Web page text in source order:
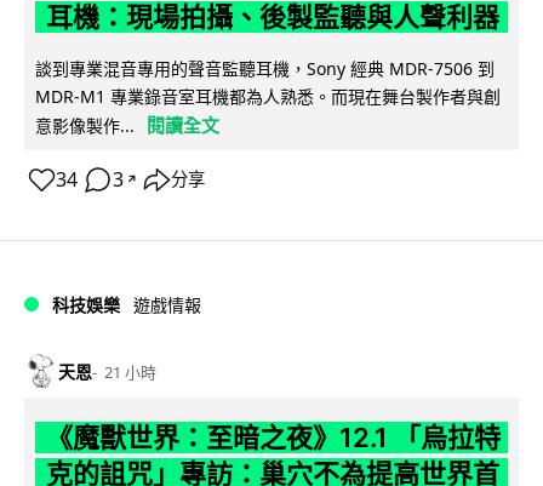
耳機：現場拍攝、後製監聽與人聲利器
談到專業混音專用的聲音監聽耳機，Sony 經典 MDR-7506 到
MDR-M1 專業錄音室耳機都為人熟悉。而現在舞台製作者與創
意影像製作...
閱讀全文
34 3 ↗ 分享
科技娛樂 遊戲情報
天恩 21 小時
《魔獸世界：至暗之夜》12.1 「烏拉特
克的詛咒」專訪：巢穴不為提高世界首